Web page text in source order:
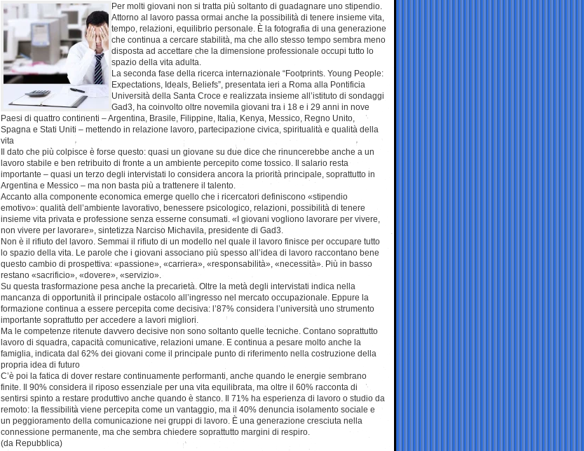
Per molti giovani non si tratta più soltanto di guadagnare uno stipendio.
Attorno al lavoro passa ormai anche la possibilità di tenere insieme vita,
tempo, relazioni, equilibrio personale. È la fotografia di una generazione
che continua a cercare stabilità, ma che allo stesso tempo sembra meno
disposta ad accettare che la dimensione professionale occupi tutto lo
spazio della vita adulta.
La seconda fase della ricerca internazionale “Footprints. Young People:
Expectations, Ideals, Beliefs”, presentata ieri a Roma alla Pontificia
Università della Santa Croce e realizzata insieme all’istituto di sondaggi
Gad3, ha coinvolto oltre novemila giovani tra i 18 e i 29 anni in nove
Paesi di quattro continenti – Argentina, Brasile, Filippine, Italia, Kenya, Messico, Regno Unito,
Spagna e Stati Uniti – mettendo in relazione lavoro, partecipazione civica, spiritualità e qualità della
vita
Il dato che più colpisce è forse questo: quasi un giovane su due dice che rinuncerebbe anche a un
lavoro stabile e ben retribuito di fronte a un ambiente percepito come tossico. Il salario resta
importante – quasi un terzo degli intervistati lo considera ancora la priorità principale, soprattutto in
Argentina e Messico – ma non basta più a trattenere il talento.
Accanto alla componente economica emerge quello che i ricercatori definiscono «stipendio
emotivo»: qualità dell’ambiente lavorativo, benessere psicologico, relazioni, possibilità di tenere
insieme vita privata e professione senza esserne consumati. «I giovani vogliono lavorare per vivere,
non vivere per lavorare», sintetizza Narciso Michavila, presidente di Gad3.
Non è il rifiuto del lavoro. Semmai il rifiuto di un modello nel quale il lavoro finisce per occupare tutto
lo spazio della vita. Le parole che i giovani associano più spesso all’idea di lavoro raccontano bene
questo cambio di prospettiva: «passione», «carriera», «responsabilità», «necessità». Più in basso
restano «sacrificio», «dovere», «servizio».
Su questa trasformazione pesa anche la precarietà. Oltre la metà degli intervistati indica nella
mancanza di opportunità il principale ostacolo all’ingresso nel mercato occupazionale. Eppure la
formazione continua a essere percepita come decisiva: l’87% considera l’università uno strumento
importante soprattutto per accedere a lavori migliori.
Ma le competenze ritenute davvero decisive non sono soltanto quelle tecniche. Contano soprattutto
lavoro di squadra, capacità comunicative, relazioni umane. E continua a pesare molto anche la
famiglia, indicata dal 62% dei giovani come il principale punto di riferimento nella costruzione della
propria idea di futuro
C’è poi la fatica di dover restare continuamente performanti, anche quando le energie sembrano
finite. Il 90% considera il riposo essenziale per una vita equilibrata, ma oltre il 60% racconta di
sentirsi spinto a restare produttivo anche quando è stanco. Il 71% ha esperienza di lavoro o studio da
remoto: la flessibilità viene percepita come un vantaggio, ma il 40% denuncia isolamento sociale e
un peggioramento della comunicazione nei gruppi di lavoro. È una generazione cresciuta nella
connessione permanente, ma che sembra chiedere soprattutto margini di respiro.
(da Repubblica)